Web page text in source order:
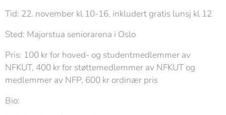
Tid: 22. november kl 10-16, inkludert gratis lunsj kl 12
Sted: Majorstua seniorarena i Oslo
Pris: 100 kr for hoved- og studentmedlemmer av
NFKUT, 400 kr for støttemedlemmer av NFKUT og
medlemmer av NFP, 600 kr ordinær pris
Bio: